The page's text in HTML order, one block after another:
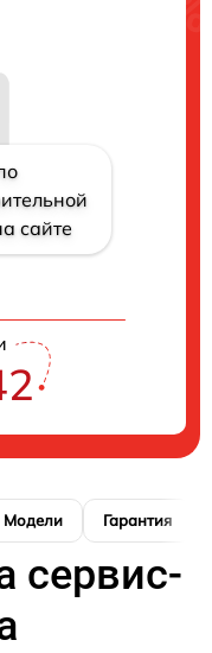
сайте
Модели Гарантия
сервис-